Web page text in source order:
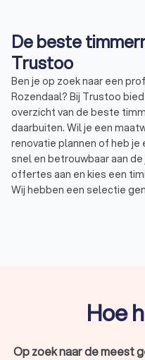
De beste
Trustoo
Ben je op zoek naar een
Rozendaal? Bij Trustoo
overzicht van de beste
daarbuiten. Wil je een
renovatie plannen of heb je
snel en betrouwbaar aan
offertes aan en kies een
Wij hebben een selectie
verantwoordelijk is voor het
onderhouden van houten
bouwprojecten.
Het maken en
Hoe
Op zoek naar de meest